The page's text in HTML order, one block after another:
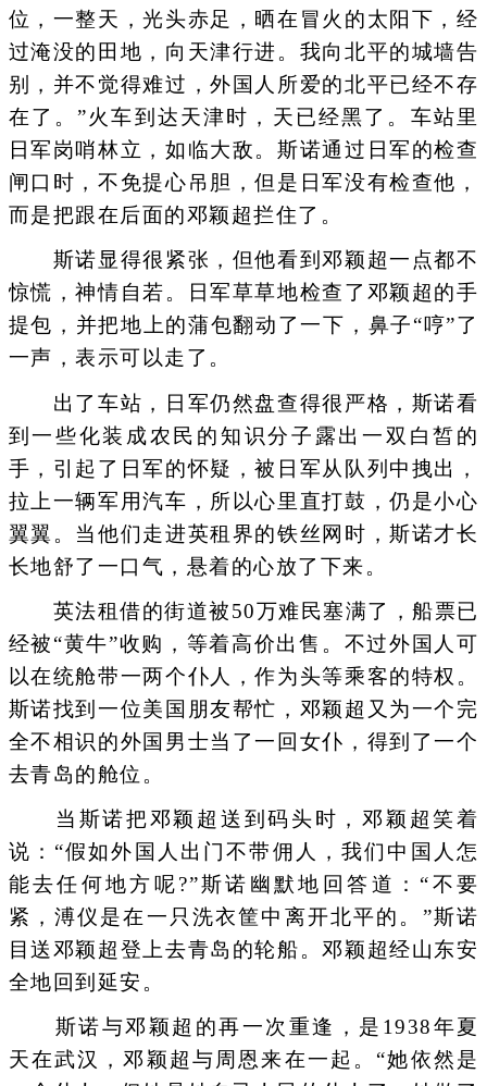
位，一整天，光头赤足，晒在冒火的太阳下，经
过淹没的田地，向天津行进。我向北平的城墙告
别，并不觉得难过，外国人所爱的北平已经不存
在了。”火车到达天津时，天已经黑了。车站里
日军岗哨林立，如临大敌。斯诺通过日军的检查
闸口时，不免提心吊胆，但是日军没有检查他，
而是把跟在后面的邓颖超拦住了。
斯诺显得很紧张，但他看到邓颖超一点都不
惊慌，神情自若。日军草草地检查了邓颖超的手
提包，并把地上的蒲包翻动了一下，鼻子“哼”了
一声，表示可以走了。
出了车站，日军仍然盘查得很严格，斯诺看
到一些化装成农民的知识分子露出一双白皙的
手，引起了日军的怀疑，被日军从队列中拽出，
拉上一辆军用汽车，所以心里直打鼓，仍是小心
翼翼。当他们走进英租界的铁丝网时，斯诺才长
长地舒了一口气，悬着的心放了下来。
英法租借的街道被50万难民塞满了，船票已
经被“黄牛”收购，等着高价出售。不过外国人可
以在统舱带一两个仆人，作为头等乘客的特权。
斯诺找到一位美国朋友帮忙，邓颖超又为一个完
全不相识的外国男士当了一回女仆，得到了一个
去青岛的舱位。
当斯诺把邓颖超送到码头时，邓颖超笑着
说：“假如外国人出门不带佣人，我们中国人怎
能去任何地方呢?”斯诺幽默地回答道：“不要
紧，溥仪是在一只洗衣筐中离开北平的。”斯诺
目送邓颖超登上去青岛的轮船。邓颖超经山东安
全地回到延安。
斯诺与邓颖超的再一次重逢，是1938年夏
天在武汉，邓颖超与周恩来在一起。“她依然是